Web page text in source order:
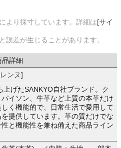
より採寸しています。詳細は[サイ
誤差が生じることがあります。
品詳細
ンヌ]
上げたSANKYO自社ブランド。ク
イソン、牛革など上質の本革だけ
く機能的で、日常生活で愛用して
提供しています。革の質だけでな
性と機能性を兼ね備えた商品ライン